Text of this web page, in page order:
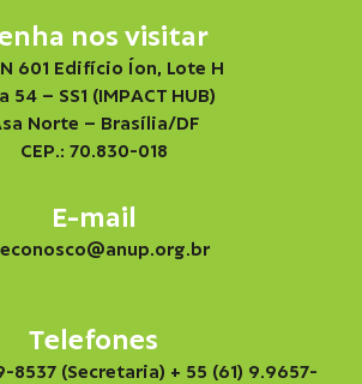
nos visitar
601 Edifício Íon, Lote H
54 – SS1 (IMPACT HUB)
Norte – Brasília/DF
CEP.: 70.830-018
E-mail
Telefones
8537 (Secretaria) + 55 (61) 9.9657-